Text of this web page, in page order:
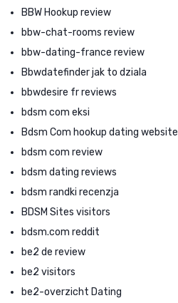
BBW Hookup review
bbw-chat-rooms review
bbw-dating-france review
Bbwdatefinder jak to dziala
bbwdesire fr reviews
bdsm com eksi
Bdsm Com hookup dating website
bdsm com review
bdsm dating reviews
bdsm randki recenzja
BDSM Sites visitors
bdsm.com reddit
be2 de review
be2 visitors
be2-overzicht Dating